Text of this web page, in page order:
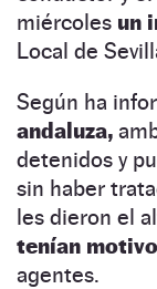
miércoles un
Local de
Según ha
andaluza,
detenidos y
sin haber
les dieron el
tenían
agentes.